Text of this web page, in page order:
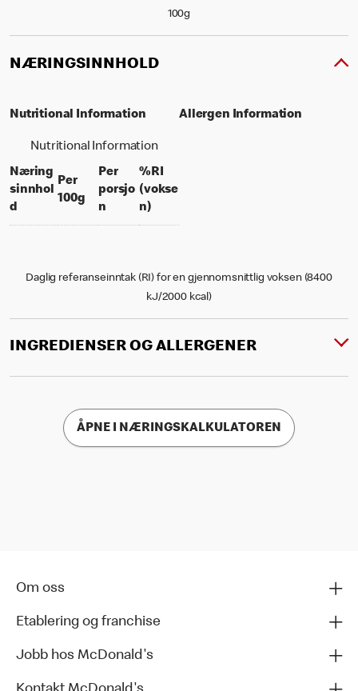
100g
NÆRINGSINNHOLD
Nutritional Information
Nutritional Information
Næring
sinnhol
d
Per
100gper 100 grams
Per
porsjo
nper portion
%RI
(vokse
n)% daily value for an adult
Allergen Information
Daglig referanseinntak (RI) for en gjennomsnittlig voksen (8400
kJ/2000 kcal)
INGREDIENSER OG ALLERGENER
ÅPNE I NÆRINGSKALKULATOREN
Om oss
Etablering og franchise
Jobb hos McDonald's